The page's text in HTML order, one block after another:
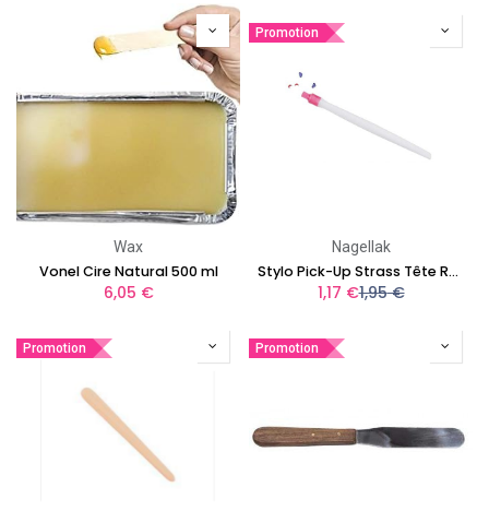
Wax
Vonel Cire Natural 500 ml
6,05 €
Promotion
Nagellak
Stylo Pick-Up Strass Tête Ruby
1,17 €1,95€
Promotion Promotion